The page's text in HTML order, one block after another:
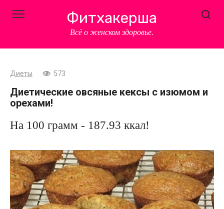
Фитхакерша
Всё о женском здоровье.
Диеты 573
Диетические овсяные кексы с изюмом и
орехами!
На 100 грамм - 187.93 ккал!